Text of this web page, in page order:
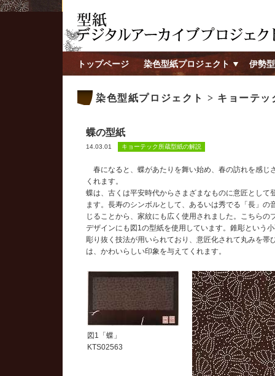
トップページ 染色型紙プロジェクト 伊勢
染色型紙プロジェクト > キョーテッ
蝶の型紙
14.03.01 キョーテック所蔵型紙の解説
春になると、蝶があたりを舞い始め、春の訪れを感じ
くれます。
蝶は、古くは平安時代からさまざまなものに意匠として
ます。長寿のシンボルとして、あるいは秀でる「長」の
じることから、家紋にも広く使用されました。こちらの
デザインにも図1の型紙を使用しています。錐彫という
彫り抜く技法が用いられており、意匠化されて丸みを帯
は、かわいらしい印象を与えてくれます。
図1「蝶」
KTS02563